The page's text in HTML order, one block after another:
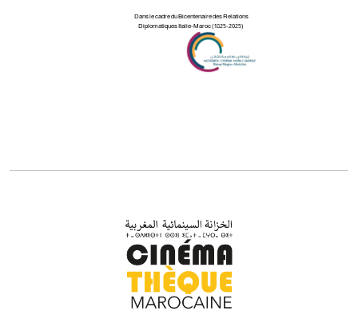
Dans le cadre du Bicentenaire des Relations
Diplomatiques Italie-Maroc (1825-2025)